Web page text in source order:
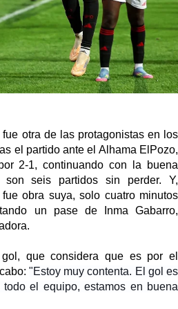
mientras Rodri agita el
otra de las protagonistas en los
el partido ante el Alhama ElPozo,
2-1, continuando con la buena
seis partidos sin perder. Y,
obra suya, solo cuatro minutos
un pase de Inma Gabarro,
que considera que es por el
"Estoy muy contenta. El gol es
el equipo, estamos en buena